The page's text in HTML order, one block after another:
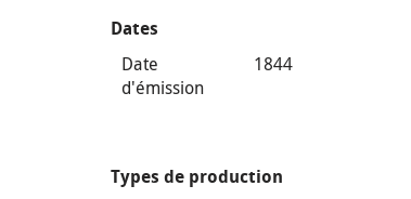
Dates
Date
d'émission
1844
Types de production